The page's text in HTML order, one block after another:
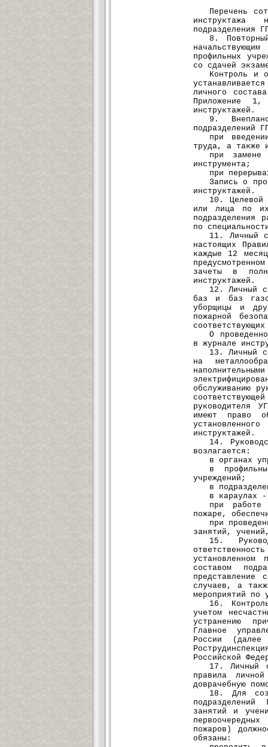
Перечень
инструктажа
подразделения
8.
профильных
со сдачей
Контроль и
личного
Приложение
инструктажей.
9.
подразделений
при
труда, а также
при замене
инструмента;
при
Запись о
инструктажей.
10. Целевой
или лица по их
подразделения
по
11. Личный
настоящих
каждые 12
зачеты в
инструктажей.
12. Личный
баз и баз
уборщицы и
пожарной
О
в журнале
13. Личный
на
обслуживанию
руководителя
имеют право
инструктажей.
14.
возлагается:
в органах
в
учреждений;
в
в караулах
при
пожаре,
при
занятий,
15.
установленном
составом
представление
случаев, а
мероприятий по
16.
учетом
устранению
Главное
России
Российской
17. Личный
правила
доврачебную
18. Для
занятий и
пожаров)
обязаны: